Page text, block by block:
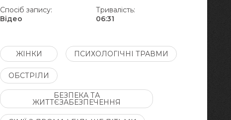
Спосіб запису:
Відео
Тривалість:
06:31
ЖІНКИ ПСИХОЛОГІЧНІ ТРАВМИ
ОБСТРІЛИ
БЕЗПЕКА ТА
ЖИТТЄЗАБЕЗПЕЧЕННЯ